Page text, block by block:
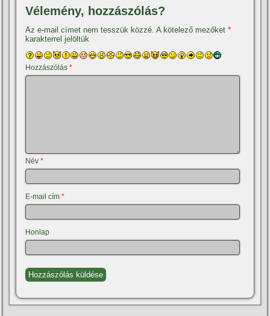
Vélemény, hozzászólás?
Az e-mail címet nem tesszük közzé. A kötelező mezőket*
karakterrel jelöltük
Hozzászólás*
Név*
E-mail cím*
Honlap